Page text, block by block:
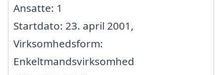
Ansatte: 1
Startdato: 23. april 2001,
Virksomhedsform:
Enkeltmandsvirksomhed